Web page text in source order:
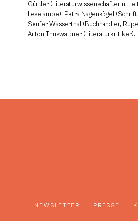
Gürtler (Literaturwissenschafterin,
Leselampe), Petra Nagenkögel
Seufer-Wasserthal (Buchhändler,
Anton Thuswaldner (Literaturkritiker).
NEWSLETTER PRESSE